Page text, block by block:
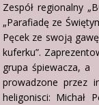
Zespół regionalny
„Parafiadę ze
Pęcek ze swoją
kuferku”.
grupa śpiewacza, a
prowadzone przez
heligonisci: Michał